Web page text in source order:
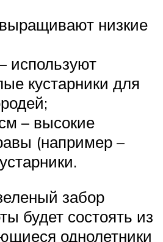
низкие
используют
кустарники для
– высокие
(например –
забор
будет состоять из
однолетники